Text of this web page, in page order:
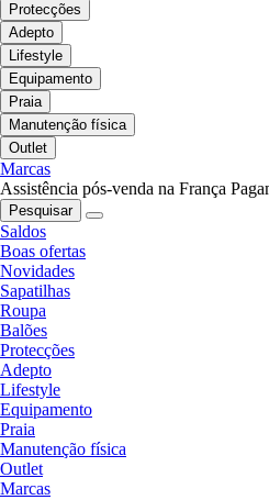
Protecções
Adepto
Lifestyle
Equipamento
Praia
Manutenção física
Outlet
Marcas
Assistência pós-venda na França
Pesquisar
Saldos
Boas ofertas
Novidades
Sapatilhas
Roupa
Balões
Protecções
Adepto
Lifestyle
Equipamento
Praia
Manutenção física
Outlet
Marcas